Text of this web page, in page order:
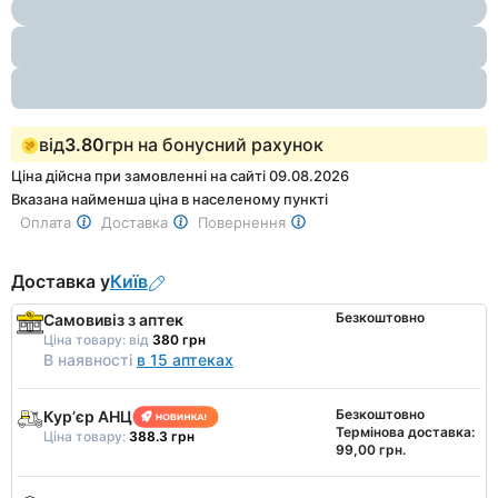
of
від3.80грн на бонусний рахунок
Ціна дійсна при замовленні на сайті 09.08.2026
Вказана найменша ціна в населеному пункті
Оплата
Доставка Повернення
Доставка уКиїв
Самовивіз з аптек
Ціна товару: від 380 грн
В наявності в 15 аптеках
Безкоштовно
Курʼєр АНЦ
Ціна товару: 388.3 грн
Безкоштовно
Термінова доставка:
99,00 грн.